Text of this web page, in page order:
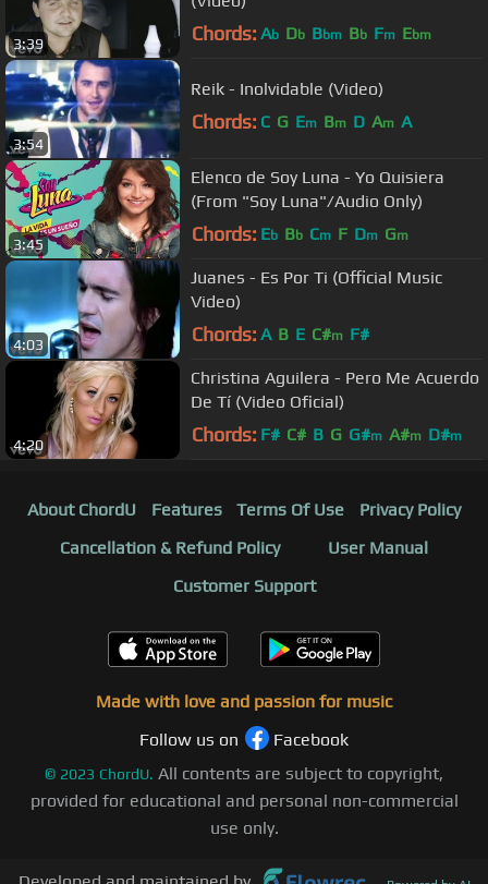
3:39 Chords: Ab Db Bbm Bb Fm Ebm
3:54
Reik - Inolvidable (Video)
Chords: C G Em Bm D Am A
3:45
Elenco de Soy Luna - Yo Quisiera
(From "Soy Luna"/Audio Only)
Chords: Eb Bb Cm F Dm Gm
4:03
Juanes - Es Por Ti (Official Music
Video)
Chords: A B E C#m F#
4:20
Christina Aguilera - Pero Me Acuerdo
De Tí (Video Oficial)
Chords: F# C# B G G#m A#m D#m
About ChordU Features Terms Of Use
Privacy Policy
Cancellation & Refund Policy
User Manual
Customer Support
Made with love and passion for music
Follow us on
Facebook
© 2023 ChordU. All contents are subject to copyright,
provided for educational and personal non-commercial
use only.